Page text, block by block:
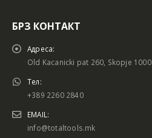
Батериски сет
БРЗ КОНТАКТ
Адреса:
Old Kacanicki pat 260, Skopje 1000
Тел:
+389 2260 2840
EMAIL:
info@totaltools.mk